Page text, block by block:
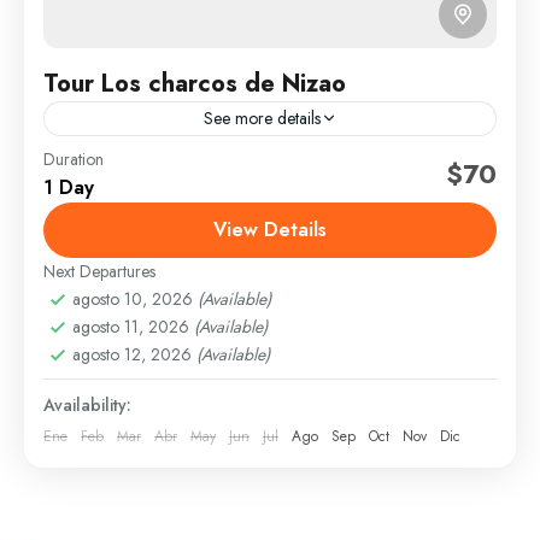
Tour Los charcos de Nizao
See more details
Diario
Aventura natural para los amantes del agua y el
senderismo. Descubre pozas de agua cristalina en
plena naturaleza, rodeadas de montañas y
vegetación exuberante.
Peravia
Intermedio
6 People
Duration
1 Day $70
View Details
Next Departures
agosto 10, 2026 (Available)
agosto 11, 2026 (Available)
agosto 12, 2026 (Available)
Availability:
Ene Feb Mar Abr May Jun Jul Ago Sep Oct Nov Dic